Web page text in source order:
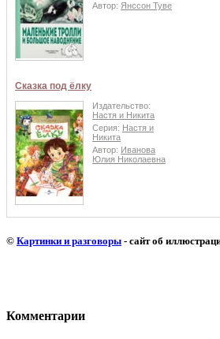
Автор: Янссон Туве
Сказка под ёлку
Издательство:
Настя и Никита
Серия: Настя и
Никита
Автор: Иванова
Юлия Николаевна
© Картинки и разговоры - сайт об
Комментарии